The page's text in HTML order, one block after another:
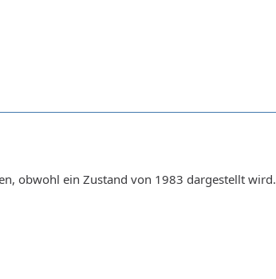
obwohl ein Zustand von 1983 dargestellt wird.